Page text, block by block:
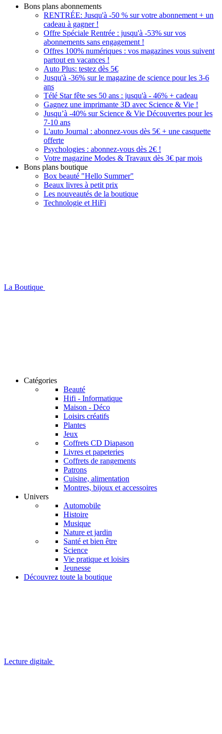
Bons plans abonnements
RENTRÉE: Jusqu'à -50 % sur votre abonnement + un
cadeau à gagner !
Offre Spéciale Rentrée : jusqu'à -53% sur vos
abonnements sans engagement !
Offres 100% numériques : vos magazines vous suivent
partout en vacances !
Auto Plus: testez dès 5€
Jusqu'à -36% sur le magazine de science pour les 3-6
ans
Télé Star fête ses 50 ans : jusqu'à - 46% + cadeau
Gagnez une imprimante 3D avec Science & Vie !
Jusqu’à -40% sur Science & Vie Découvertes pour les
7-10 ans
L'auto Journal : abonnez-vous dès 5€ + une casquette
offerte
Psychologies : abonnez-vous dès 2€ !
Votre magazine Modes & Travaux dès 3€ par mois
Bons plans boutique
Box beauté "Hello Summer"
Beaux livres à petit prix
Les nouveautés de la boutique
Technologie et HiFi
La Boutique
Catégories
Beauté
Hifi - Informatique
Maison - Déco
Loisirs créatifs
Plantes
Jeux
Coffrets CD Diapason
Livres et papeteries
Coffrets de rangements
Patrons
Cuisine, alimentation
Montres, bijoux et accessoires
Univers
Automobile
Histoire
Musique
Nature et jardin
Santé et bien être
Science
Vie pratique et loisirs
Jeunesse
Découvrez toute la boutique
Lecture digitale